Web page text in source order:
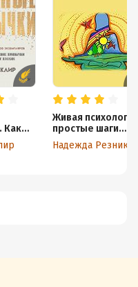
Как
Живая
простые шаги
навстречу к себе
Надежда